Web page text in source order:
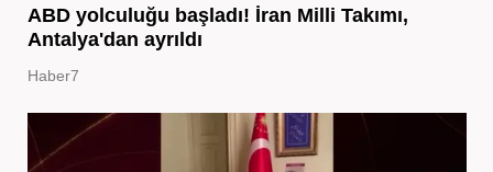
ABD yolculuğu başladı! İran Milli Takımı,
Antalya'dan ayrıldı
Haber7